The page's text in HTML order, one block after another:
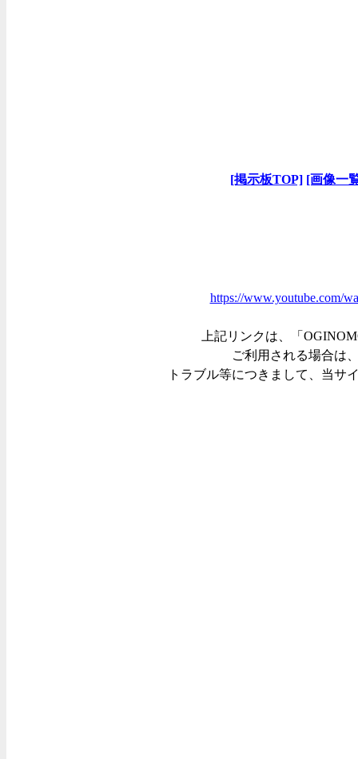
[掲示板TOP] [画像一
https://www.youtube.com/
上記リンクは、「
ご利用される場合は
トラブル等につきまして、当サ